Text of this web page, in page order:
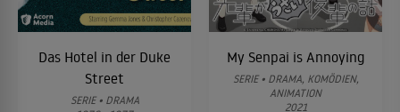
Das Hotel in der Duke
Street
SERIE • DRAMA
My Senpai is Annoying
SERIE • DRAMA, KOMÖDIEN,
ANIMATION
2021